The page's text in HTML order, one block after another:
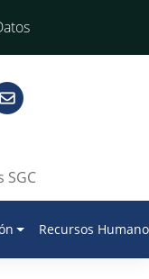
SGC
Recursos